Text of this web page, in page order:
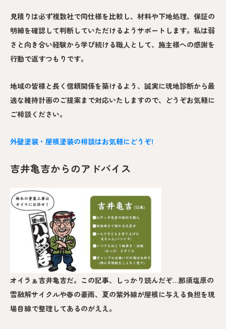
見積りは必ず複数社で同仕様を比較し、材料や下地処理、保証の
明細を確認して判断していただけるようサポートします。私は弱
さと向き合い経験から学び続ける職人として、施主様への感謝を
行動で返すつもりです。
地域の皆様と長く信頼関係を築けるよう、誠実に現地診断から最
適な維持計画のご提案まで対応いたしますので、どうぞお気軽に
ご相談ください。
外壁塗装・屋根塗装の相談はお気軽にどうぞ!
吉井亀吉からのアドバイス
オイラぁ吉井亀吉だ。この記事、しっかり読んだぞ…那須塩原の
雪融解サイクルや春の豪雨、夏の紫外線が屋根に与える負担を現
場目線で整理してあるのがええ。